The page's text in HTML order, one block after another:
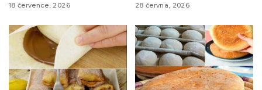
18 července, 2026 28 června, 2026